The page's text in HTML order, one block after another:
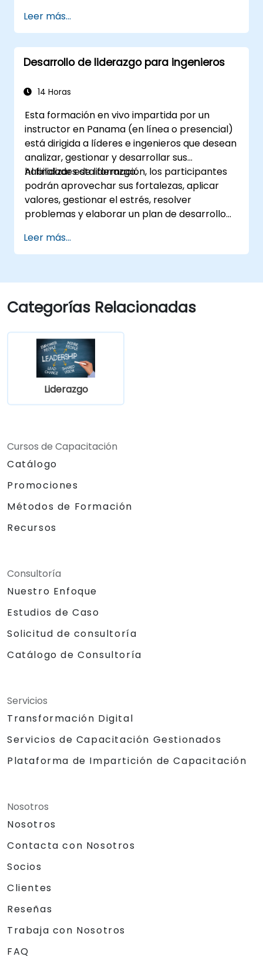
Leer más...
Desarrollo de liderazgo para ingenieros
14 Horas
Esta formación en vivo impartida por un
instructor en Panama (en línea o presencial)
está dirigida a líderes e ingenieros que desean
analizar, gestionar y desarrollar sus
habilidades de liderazgo.
Al finalizar esta formación, los participantes
podrán aprovechar sus fortalezas, aplicar
valores, gestionar el estrés, resolver
problemas y elaborar un plan de desarrollo
Leer más...
Categorías Relacionadas
Liderazgo
Cursos de Capacitación
Catálogo
Promociones
Métodos de Formación
Recursos
Consultoría
Nuestro Enfoque
Estudios de Caso
Solicitud de consultoría
Catálogo de Consultoría
Servicios
Transformación Digital
Servicios de Capacitación Gestionados
Plataforma de Impartición de Capacitación
Nosotros
Nosotros
Contacta con Nosotros
Socios
Clientes
Reseñas
Trabaja con Nosotros
FAQ